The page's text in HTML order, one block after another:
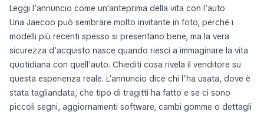
Leggi l’annuncio come un’anteprima della vita con l’auto
Una Jaecoo può sembrare molto invitante in foto, perché i
modelli più recenti spesso si presentano bene, ma la vera
sicurezza d’acquisto nasce quando riesci a immaginare la vita
quotidiana con quell’auto. Chiediti cosa rivela il venditore su
questa esperienza reale. L’annuncio dice chi l’ha usata, dove è
stata tagliandata, che tipo di tragitti ha fatto e se ci sono
piccoli segni, aggiornamenti software, cambi gomme o dettagli